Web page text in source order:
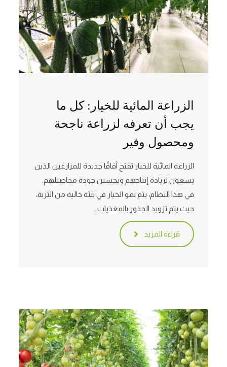
الزراعة المائية للخيار: كل ما
يجب أن تعرفه لزراعة ناجحة
ومحصول وفير
الزراعة المائية للخيار تفتح آفاقًا جديدة للمزارعين الذين
يسعون لزيادة إنتاجهم وتحسين جودة محاصيلهم.
في هذا النظام، يتم نمو الخيار في بيئة خالية من التربة،
حيث يتم تزويد الجذور بالمغذيات…
قراءة المزيد